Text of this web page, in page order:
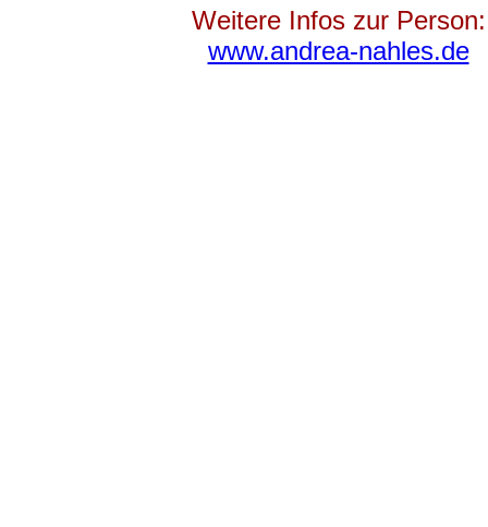
Weitere Infos zur Person:
www.andrea-nahles.de